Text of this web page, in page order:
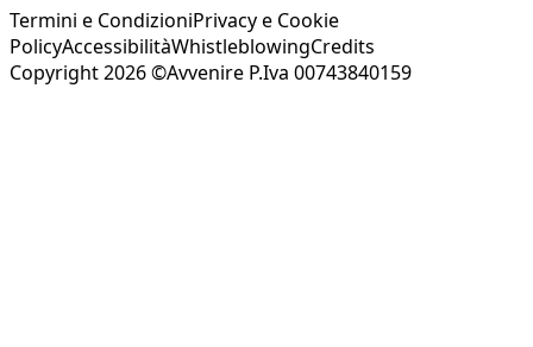
Termini e CondizioniPrivacy e Cookie
PolicyAccessibilitàWhistleblowingCredits
Copyright 2026 ©Avvenire P.Iva 00743840159